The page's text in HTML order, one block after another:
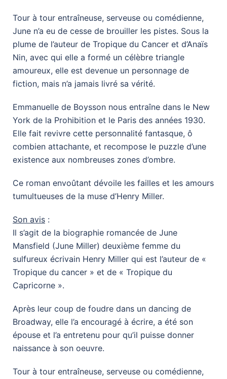
Tour à tour entraîneuse, serveuse ou comédienne,
June n’a eu de cesse de brouiller les pistes. Sous la
plume de l’auteur de Tropique du Cancer et d’Anaïs
Nin, avec qui elle a formé un célèbre triangle
amoureux, elle est devenue un personnage de
fiction, mais n’a jamais livré sa vérité.
Emmanuelle de Boysson nous entraîne dans le New
York de la Prohibition et le Paris des années 1930.
Elle fait revivre cette personnalité fantasque, ô
combien attachante, et recompose le puzzle d’une
existence aux nombreuses zones d’ombre.
Ce roman envoûtant dévoile les failles et les amours
tumultueuses de la muse d’Henry Miller.
Son avis :
Il s’agit de la biographie romancée de June
Mansfield (June Miller) deuxième femme du
sulfureux écrivain Henry Miller qui est l’auteur de «
Tropique du cancer » et de « Tropique du
Capricorne ».
Après leur coup de foudre dans un dancing de
Broadway, elle l’a encouragé à écrire, a été son
épouse et l’a entretenu pour qu’il puisse donner
naissance à son oeuvre.
Tour à tour entraîneuse, serveuse ou comédienne,